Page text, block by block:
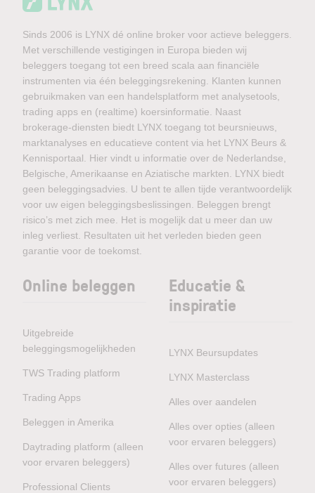
Sinds 2006 is LYNX dé online broker voor actieve beleggers.
Met verschillende vestigingen in Europa bieden wij
beleggers toegang tot een breed scala aan financiële
instrumenten via één beleggingsrekening. Klanten kunnen
gebruikmaken van een handelsplatform met analysetools,
trading apps en (realtime) koersinformatie. Naast
brokerage-diensten biedt LYNX toegang tot beursnieuws,
marktanalyses en educatieve content via het LYNX Beurs &
Kennisportaal. Hier vindt u informatie over de Nederlandse,
Belgische, Amerikaanse en Aziatische markten. LYNX biedt
geen beleggingsadvies. U bent te allen tijde verantwoordelijk
voor uw eigen beleggingsbeslissingen. Beleggen brengt
risico’s met zich mee. Het is mogelijk dat u meer dan uw
inleg verliest. Resultaten uit het verleden bieden geen
garantie voor de toekomst.
Online beleggen
Uitgebreide
beleggingsmogelijkheden
TWS Trading platform
Trading Apps
Beleggen in Amerika
Daytrading platform (alleen
voor ervaren beleggers)
Professional Clients
Educatie &
inspiratie
LYNX Beursupdates
LYNX Masterclass
Alles over aandelen
Alles over opties (alleen
voor ervaren beleggers)
Alles over futures (alleen
voor ervaren beleggers)